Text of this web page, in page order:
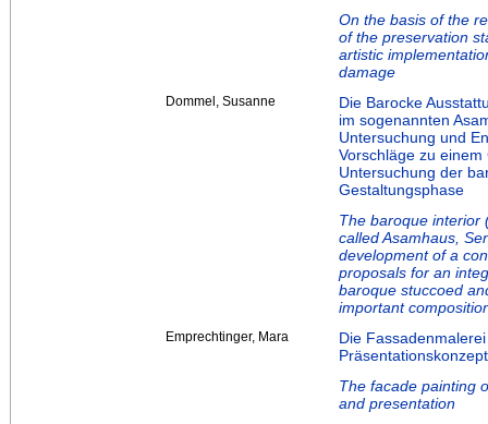
On the basis of the
of the preservation
artistic
damage
Dommel, Susanne
Die Barocke
im sogenannten
Untersuchung und
Vorschläge zu
Untersuchung der
Gestaltungsphase
The baroque interior
called Asamhaus,
development of a
proposals for an
baroque stuccoed
important
Emprechtinger, Mara
Die
Präsentationskonzept
The facade painting
and presentation